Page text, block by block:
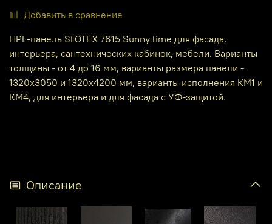
Добавить в сравнение
HPL-панель SLOTEX 7615 Sunny lime для фасада,
интерьера, сантехнических кабинок, мебели. Варианты
толщины - от 4 до 16 мм, варианты размера панели -
1320х3050 и 1320х4200 мм, варианты исполнения КМ1 и
КМ4, для интерьера и для фасада с УФ-защитой.
Описание